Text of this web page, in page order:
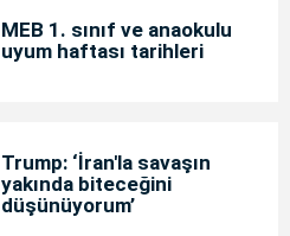
MEB 1. sınıf ve anaokulu
uyum haftası tarihleri
Trump: ‘İran'la savaşın
yakında biteceğini
düşünüyorum’